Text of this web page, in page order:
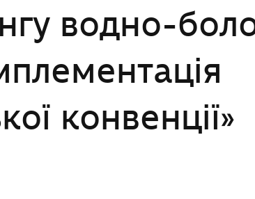
водно-
конвенції»